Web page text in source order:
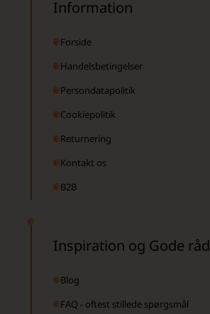
Information
Forside
Handelsbetingelser
Persondatapolitik
Cookiepolitik
Returnering
Kontakt os
B2B
Inspiration og Gode råd
Blog
FAQ - oftest stillede spørgsmål